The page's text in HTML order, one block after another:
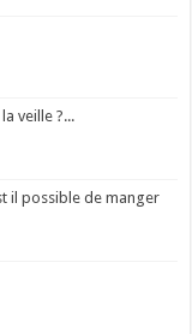
veille ?...
il possible de manger